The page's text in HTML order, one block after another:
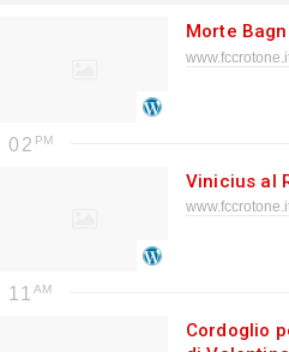
Morte
02
Vinicius al
11
Cordoglio